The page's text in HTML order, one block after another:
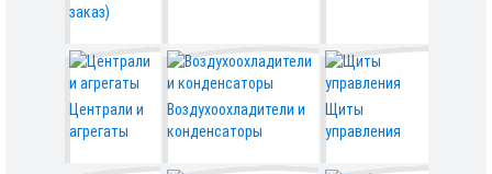
заказ)
Централи и
агрегаты
Воздухоохладители и
конденсаторы
Щиты
управления